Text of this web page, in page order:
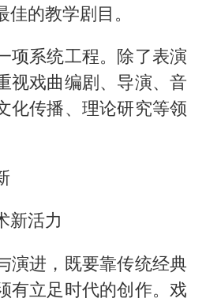
的教学剧目。
项系统工程。除了表演
视戏曲编剧、导演、音
化传播、理论研究等领
新活力
演进，既要靠传统经典
有立足时代的创作。戏